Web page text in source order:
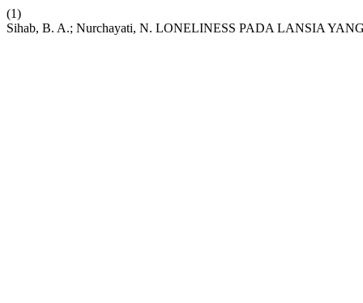
(1)
Sihab, B. A.; Nurchayati, N. LONELINESS PADA LANSIA